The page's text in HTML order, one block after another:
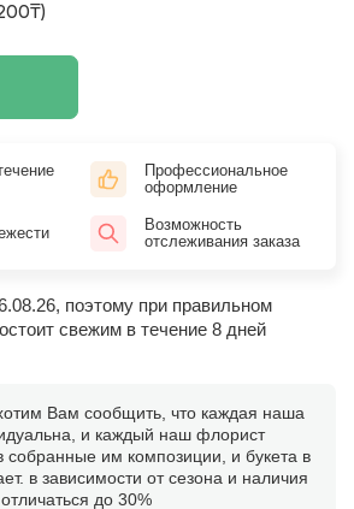
Профессиональное
оформление
Возможность
отслеживания заказа
поэтому при правильном
свежим в течение 8 дней
Вам сообщить, что каждая наша
и каждый наш флорист
собранные им композиции, и букета в
в зависимости от сезона и наличия
до 30%